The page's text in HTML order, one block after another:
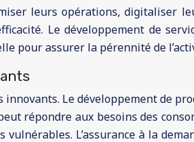
leurs opérations, digitaliser
Le développement de
pour assurer la pérennité de
Le développement de
répondre aux besoins des
L’assurance à la